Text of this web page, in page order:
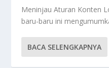
Meninjau Aturan Konten
baru-baru ini
BACA SELENGKAPNYA